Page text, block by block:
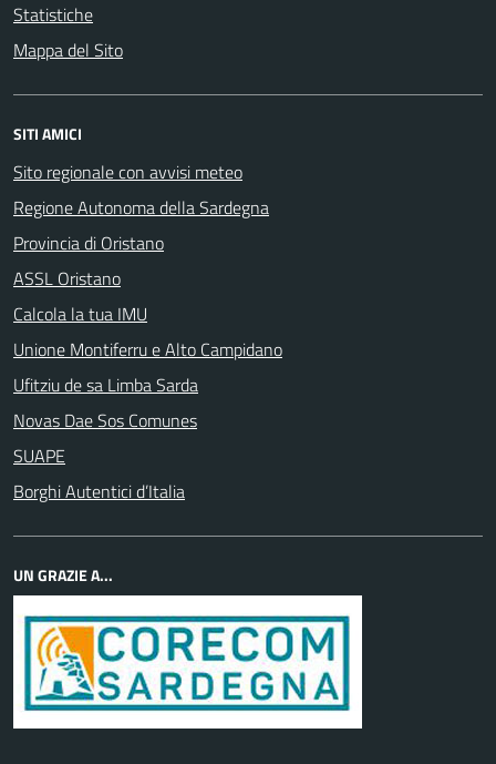
Statistiche
Mappa del Sito
SITI AMICI
Sito regionale con avvisi meteo
Regione Autonoma della Sardegna
Provincia di Oristano
ASSL Oristano
Calcola la tua IMU
Unione Montiferru e Alto Campidano
Ufitziu de sa Limba Sarda
Novas Dae Sos Comunes
SUAPE
Borghi Autentici d’Italia
UN GRAZIE A...